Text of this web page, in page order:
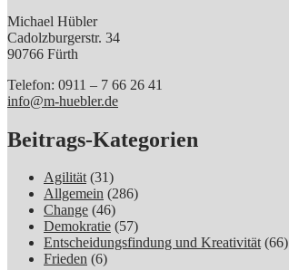
Michael Hübler
Cadolzburgerstr. 34
90766 Fürth
Telefon: 0911 – 7 66 26 41
info@m-huebler.de
Beitrags-Kategorien
Agilität(31)
Allgemein (286)
Change (46)
Demokratie (57)
Entscheidungsfindung und Kreativität(66)
Frieden (6)